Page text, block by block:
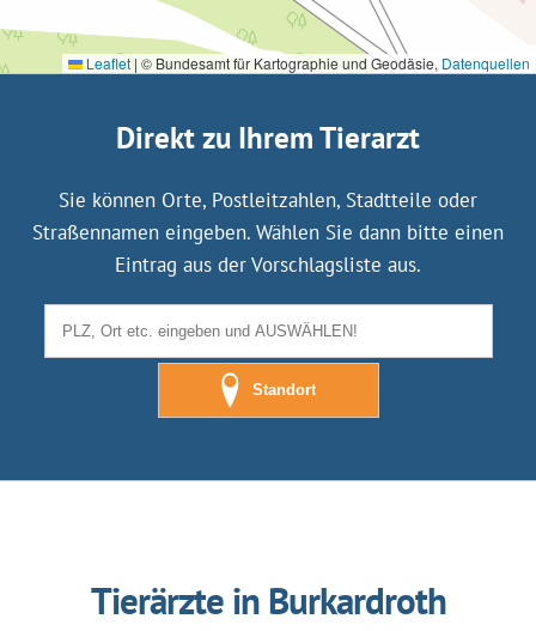
Leaflet | © Bundesamt für Kartographie und Geodäsie, Datenquellen
Direkt zu Ihrem Tierarzt
Sie können Orte, Postleitzahlen, Stadtteile oder
Straßennamen eingeben. Wählen Sie dann bitte einen
Eintrag aus der Vorschlagsliste aus.
Standort
Tierärzte in Burkardroth